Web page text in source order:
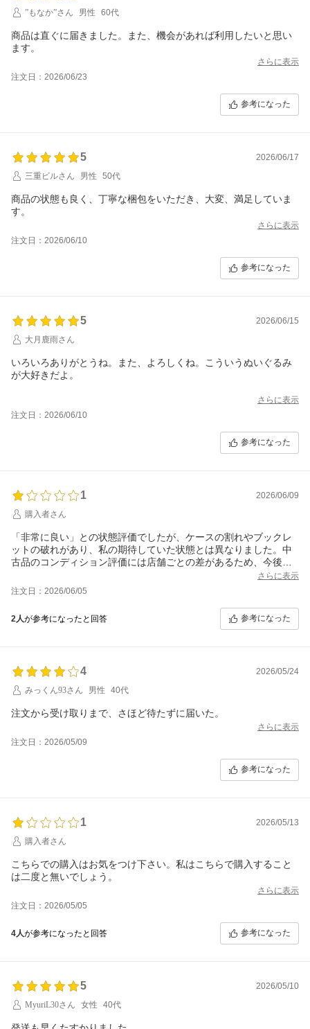
”もなか”さん
男性 60代
商品は直ぐに届きました。また、機会があれば利用したいと思い
ます。
さらに表示
注文日：2026/06/23
参考になった
5
2026/06/17
三重ビルさん
男性 50代
商品の状態も良く、丁寧な梱包をいただき、大変、満足していま
す。
さらに表示
注文日：2026/06/10
参考になった
5
2026/06/15
大月鹿雨さん
いろいろありがとうね。また、よろしくね。こういうぬいぐるみ
が大好きだよ。
さらに表示
注文日：2026/06/10
参考になった
1
2026/06/09
購入者さん
「非常に良い」との状態評価でしたが、ケースの割れやブックレ
ットの破れがあり、私の期待していた状態とは異なりました。中
古品のコンディション評価には店舗ごとの差があるため、今後は
さらに表示
注文日：2026/06/05
2人が参考になったと回答 参考になった
4
2026/05/24
みっくん93さん
男性 40代
注文から受け取りまで、さほど待たずに届いた。
さらに表示
注文日：2026/05/09
参考になった
1
2026/05/13
購入者さん
こちらでの購入はお気をつけ下さい。私はこちらで購入すること
は二度と無いでしょう。
さらに表示
注文日：2026/05/05
4人が参考になったと回答 参考になった
5
2026/05/10
MyuriL30さん
女性 40代